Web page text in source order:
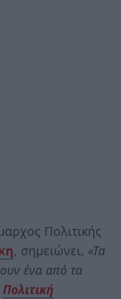
Πολιτικής
, σημειώνει, «Τα
ένα από τα
Πολιτική